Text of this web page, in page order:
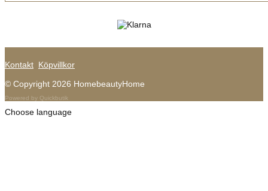
Kontakt Köpvillkor
© Copyright 2026 HomebeautyHome
Powered by Quickbutik
Choose language